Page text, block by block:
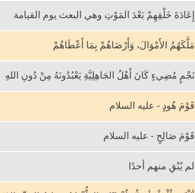
إِعَادَةَ خَلْقِهِمْ بَعْدَ المَوْتِ وهي البعث يوم القيامة
مَلَّكَهُمُ الأَمْوَالَ، وَأَرْضَاهُمْ بِمَا أَعْطَاهُمْ
نَجْمٍ مُضِيءٍ كَانَ أَهْلُ الجَاهِلِيَّةِ يَعْبُدُونَهُ مِنْ دُونِ اللهِ
قَوْمَ هُودٍ - عليه السلام
قَوْمَ صَالِحٍ - عليه السلام
لم يُبْقِ منهم أحدًا